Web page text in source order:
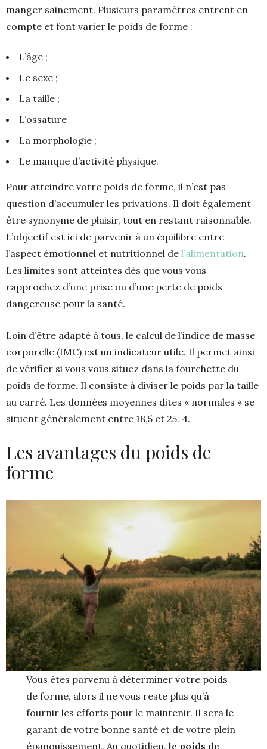
manger sainement. Plusieurs paramètres entrent en
compte et font varier le poids de forme :
L’âge ;
Le sexe ;
La taille ;
L’ossature
La morphologie ;
Le manque d’activité physique.
Pour atteindre votre poids de forme, il n’est pas
question d’accumuler les privations. Il doit également
être synonyme de plaisir, tout en restant raisonnable.
L’objectif est ici de parvenir à un équilibre entre
l’aspect émotionnel et nutritionnel de l’alimentation.
Les limites sont atteintes dès que vous vous
rapprochez d’une prise ou d’une perte de poids
dangereuse pour la santé.
Loin d’être adapté à tous, le calcul de l’indice de masse
corporelle (IMC) est un indicateur utile. Il permet ainsi
de vérifier si vous vous situez dans la fourchette du
poids de forme. Il consiste à diviser le poids par la taille
au carré. Les données moyennes dites « normales » se
situent généralement entre 18,5 et 25. 4.
Les avantages du poids de
forme
Vous êtes parvenu à déterminer votre poids
de forme, alors il ne vous reste plus qu’à
fournir les efforts pour le maintenir. Il sera le
garant de votre bonne santé et de votre plein
épanouissement. Au quotidien,le poids de